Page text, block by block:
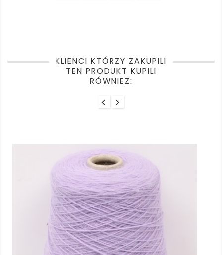
KLIENCI KTÓRZY ZAKUPILI
TEN PRODUKT KUPILI
RÓWNIEŻ: